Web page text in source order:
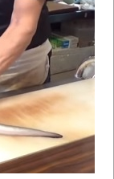
ｗ【注意】
撮りをしよう
イターが暴れ
ｗｗNEW!
プルが“誇張